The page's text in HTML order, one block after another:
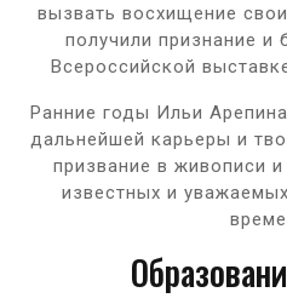
вызвать восхищение
получили признание и
Всероссийской
Ранние годы Ильи
дальнейшей карьеры и
призвание в живописи
известных и